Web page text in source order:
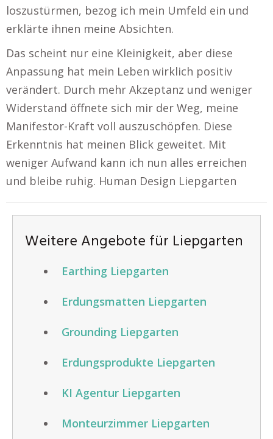
loszustürmen, bezog ich mein Umfeld ein und
erklärte ihnen meine Absichten.
Das scheint nur eine Kleinigkeit, aber diese
Anpassung hat mein Leben wirklich positiv
verändert. Durch mehr Akzeptanz und weniger
Widerstand öffnete sich mir der Weg, meine
Manifestor-Kraft voll auszuschöpfen. Diese
Erkenntnis hat meinen Blick geweitet. Mit
weniger Aufwand kann ich nun alles erreichen
und bleibe ruhig. Human Design Liepgarten
Weitere Angebote für Liepgarten
Earthing Liepgarten
Erdungsmatten Liepgarten
Grounding Liepgarten
Erdungsprodukte Liepgarten
KI Agentur Liepgarten
Monteurzimmer Liepgarten